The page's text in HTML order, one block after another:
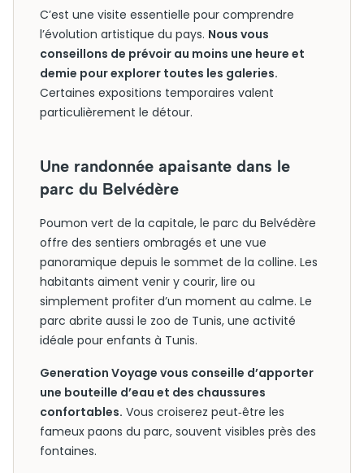
C’est une visite essentielle pour comprendre
l’évolution artistique du pays. Nous vous
conseillons de prévoir au moins une heure et
demie pour explorer toutes les galeries.
Certaines expositions temporaires valent
particulièrement le détour.
Une randonnée apaisante dans le
parc du Belvédère
Poumon vert de la capitale, le parc du Belvédère
offre des sentiers ombragés et une vue
panoramique depuis le sommet de la colline. Les
habitants aiment venir y courir, lire ou
simplement profiter d’un moment au calme. Le
parc abrite aussi le zoo de Tunis, une activité
idéale pour enfants à Tunis.
Generation Voyage vous conseille d’apporter
une bouteille d’eau et des chaussures
confortables. Vous croiserez peut‑être les
fameux paons du parc, souvent visibles près des
fontaines.